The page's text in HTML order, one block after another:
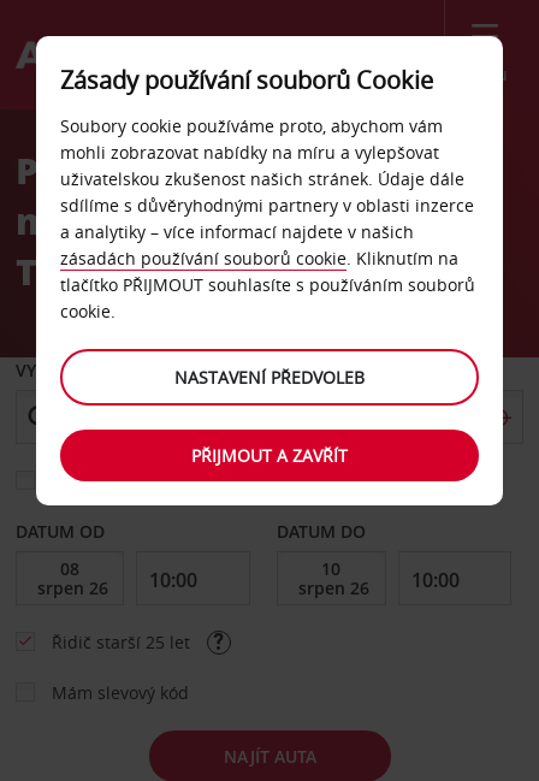
Menu
Welcome
AvisPronájem auta
mezinárodní letiště O.R.
Tambo
VYZVEDNOUT Z
Vyberte si jiné místo vrácení
DATUM OD DATUM DO
Řidič starší 25 let
Mám slevový kód
NAJÍT AUTA
Zásady používání souborů Cookie
Soubory cookie používáme proto, abychom vám
mohli zobrazovat nabídky na míru a vylepšovat
uživatelskou zkušenost našich stránek. Údaje dále
sdílíme s důvěryhodnými partnery v oblasti inzerce
a analytiky – více informací najdete v našich
zásadách používání souborů cookie. Kliknutím na
tlačítko PŘIJMOUT souhlasíte s používáním souborů
cookie.
NASTAVENÍ PŘEDVOLEB
PŘIJMOUT A ZAVŘÍT